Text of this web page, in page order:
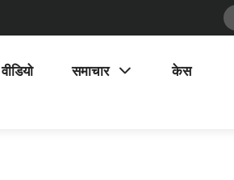
वीडियो समाचार
केस